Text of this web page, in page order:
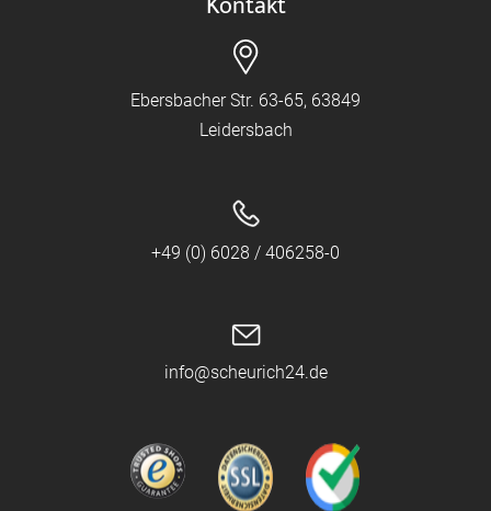
Ebersbacher Str. 63-65, 63849
Leidersbach
+49 (0) 6028 / 406258-0
info@scheurich24.de